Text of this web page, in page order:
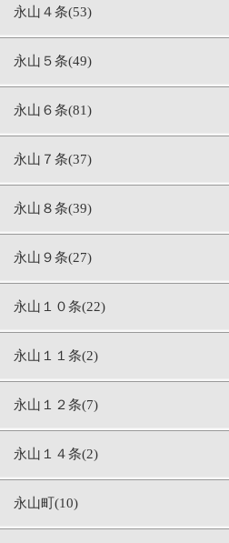
永山４条(53)
永山５条(49)
永山６条(81)
永山７条(37)
永山８条(39)
永山９条(27)
永山１０条(22)
永山１１条(2)
永山１２条(7)
永山１４条(2)
永山町(10)